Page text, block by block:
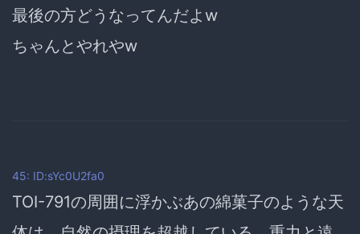
最後の方どうなってんだよw
ちゃんとやれやw
45: ID:sYc0U2fa0
TOI-791の周囲に浮かぶあの綿菓子のような天